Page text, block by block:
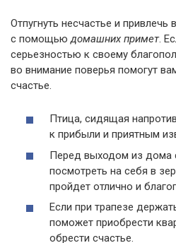
Отпугнуть несчастье и
с помощьюдомашних примет.
серьезностью к своему
во внимание поверья помогут
счастье.
Птица, сидящая
к прибыли и приятным
Перед выходом из дома
посмотреть на себя в
пройдет отлично и
Если при трапезе
поможет приобрести
обрести счастье.